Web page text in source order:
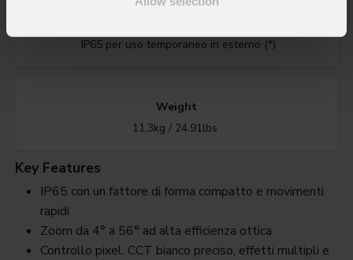
IP65 per uso temporaneo in esterno (*)
Weight
11,3kg / 24.91lbs
Key Features
IP65 con un fattore di forma compatto e movimenti
rapidi
Zoom da 4° a 56° ad alta efficienza ottica
Controllo pixel, CCT bianco preciso, effetti multipli e